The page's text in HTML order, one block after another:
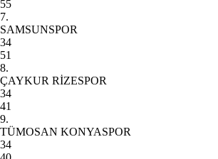
55
7.
SAMSUNSPOR
34
51
8.
ÇAYKUR RİZESPOR
34
41
9.
TÜMOSAN KONYASPOR
34